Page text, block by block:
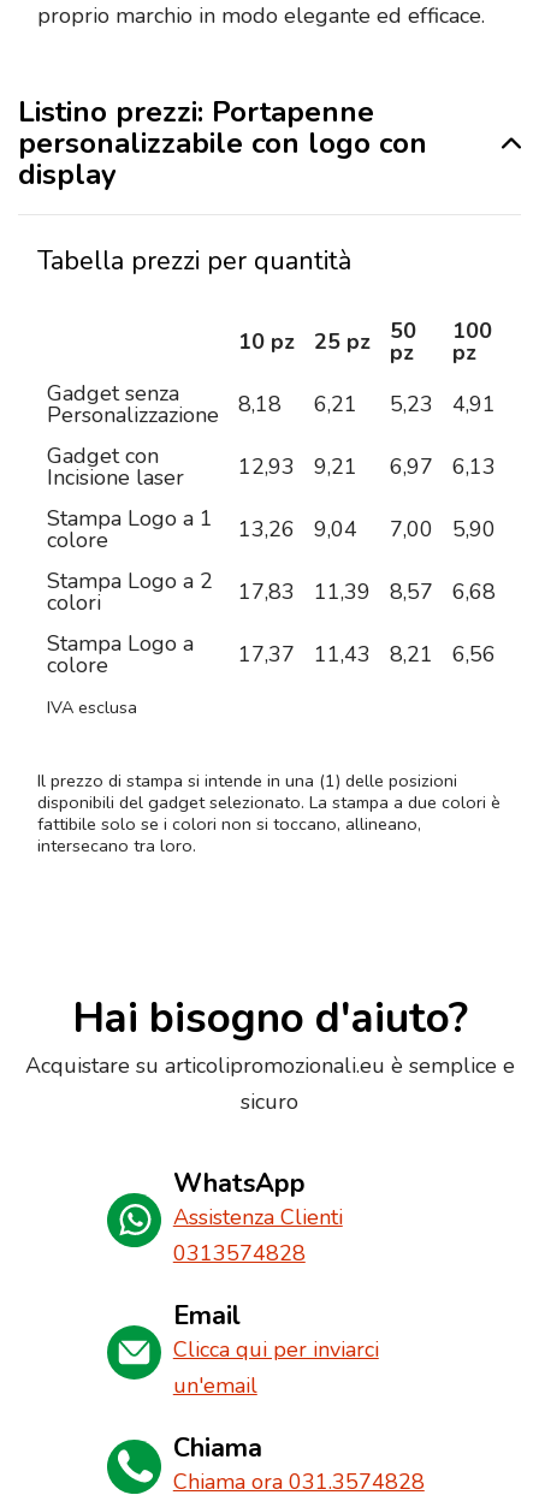
proprio marchio in modo elegante ed efficace.
Listino prezzi: Portapenne
personalizzabile con logo con
display
Tabella prezzi per quantità
10 pz 25 pz 50
pz
100
pz
Gadget senza
Personalizzazione 8,18 6,21 5,23 4,91
Gadget con
Incisione laser 12,93 9,21 6,97 6,13
Stampa Logo a 1
colore 13,26 9,04 7,00 5,90
Stampa Logo a 2
colori 17,83 11,39 8,57 6,68
Stampa Logo a
colore 17,37 11,43 8,21 6,56
IVA esclusa
Il prezzo di stampa si intende in una (1) delle posizioni
disponibili del gadget selezionato. La stampa a due colori è
fattibile solo se i colori non si toccano, allineano,
intersecano tra loro.
Hai bisogno d'aiuto?
Acquistare su articolipromozionali.eu è semplice e
sicuro
WhatsApp
Assistenza Clienti
0313574828
Email
Clicca qui per inviarci
un'email
Chiama
Chiama ora 031.3574828